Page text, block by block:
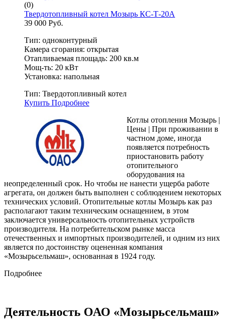
(0)
Твердотопливный котел Мозырь КС-Т-20А
39 000 Руб.
Тип: одноконтурный
Камера сгорания: открытая
Отапливаемая площадь: 200 кв.м
Мощ-ть: 20 кВт
Установка: напольная
Тип: Твердотопливный котел
Купить Подробнее
Котлы отопления Мозырь |
Цены | При проживании в
частном доме, иногда
появляется потребность
приостановить работу
отопительного
оборудования на
неопределенный срок. Но чтобы не нанести ущерба работе
агрегата, он должен быть выполнен с соблюдением некоторых
технических условий. Отопительные котлы Мозырь как раз
располагают таким техническим оснащением, в этом
заключается универсальность отопительных устройств
производителя. На потребительском рынке масса
отечественных и импортных производителей, и одним из них
является по достоинству оцененная компания
«Мозырьсельмаш», основанная в 1924 году.
Подробнее
Деятельность ОАО «Мозырьсельмаш»